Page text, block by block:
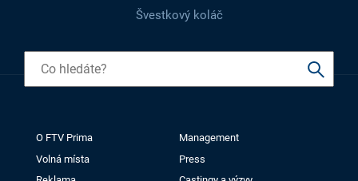
Švestkový koláč
O FTV Prima
Management
Volná místa
Press